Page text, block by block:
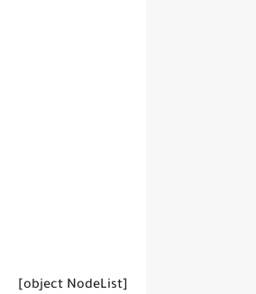
[object NodeList]